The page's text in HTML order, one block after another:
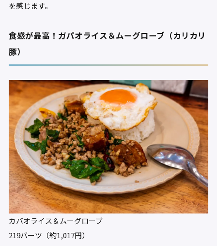
を感じます。
食感が最高！ガパオライス＆ムーグローブ（カリカリ
豚）
カバオライス＆ムーグローブ
219バーツ（約1,017円）